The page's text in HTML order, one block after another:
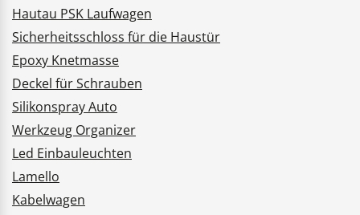
Hautau PSK Laufwagen
Sicherheitsschloss für die Haustür
Epoxy Knetmasse
Deckel für Schrauben
Silikonspray Auto
Werkzeug Organizer
Led Einbauleuchten
Lamello
Kabelwagen